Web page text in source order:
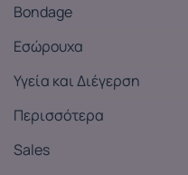
Bondage
Εσώρουχα
Υγεία και Διέγερση
Περισσότερα
Sales